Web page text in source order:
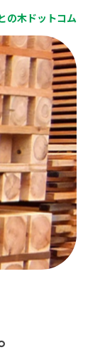
の木ドットコム